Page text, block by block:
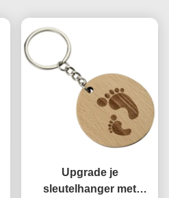
Upgrade je
sleutelhanger met